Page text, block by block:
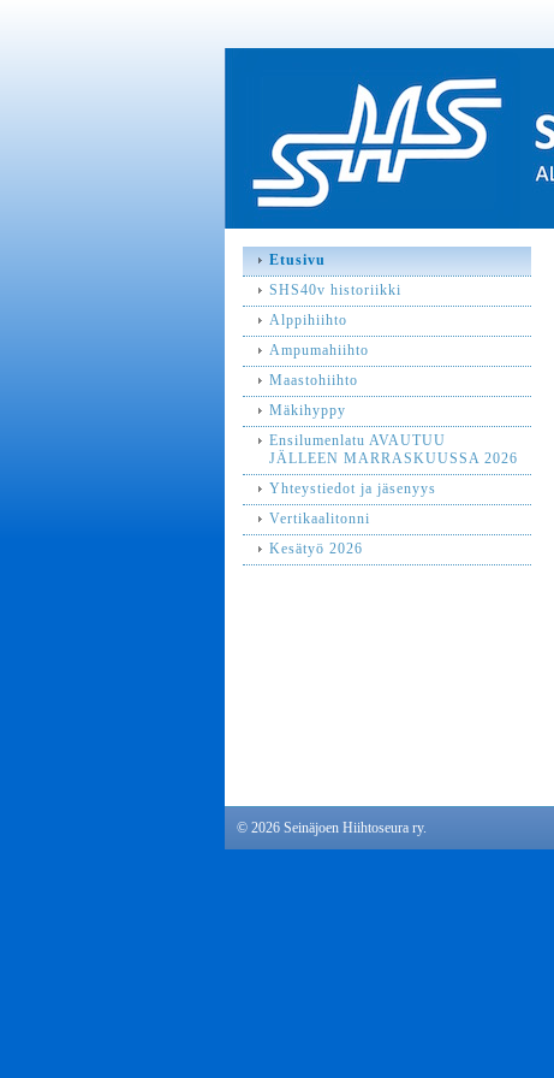
Etusivu
SHS40v historiikki
Alppihiihto
Ampumahiihto
Maastohiihto
Mäkihyppy
Ensilumenlatu AVAUTUU
JÄLLEEN MARRASKUUSSA 2026
Yhteystiedot ja jäsenyys
Vertikaalitonni
Kesätyö 2026
© 2026 Seinäjoen Hiihtoseura ry.